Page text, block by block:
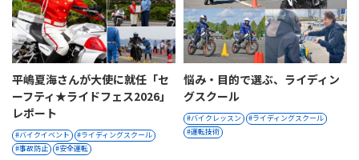
平嶋夏海さんが大使に就任「セ
ーフティ★ライドフェス2026」
レポート
バイクイベント
ライディングスクール
事故防止
安全運転
悩み・目的で選ぶ、ライディン
グスクール
バイクレッスン
ライディングスクール
運転技術